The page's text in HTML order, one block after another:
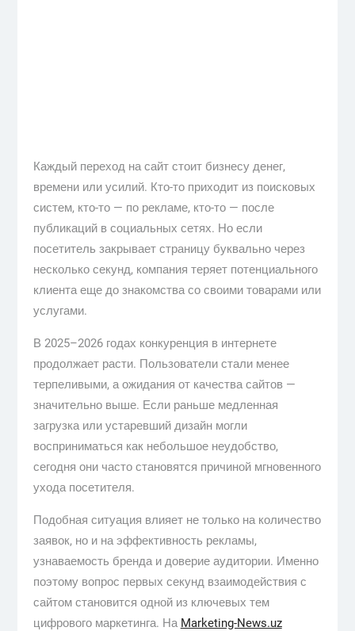
Каждый переход на сайт стоит бизнесу денег,
времени или усилий. Кто-то приходит из поисковых
систем, кто-то — по рекламе, кто-то — после
публикаций в социальных сетях. Но если
посетитель закрывает страницу буквально через
несколько секунд, компания теряет потенциального
клиента еще до знакомства со своими товарами или
услугами.
В 2025–2026 годах конкуренция в интернете
продолжает расти. Пользователи стали менее
терпеливыми, а ожидания от качества сайтов —
значительно выше. Если раньше медленная
загрузка или устаревший дизайн могли
восприниматься как небольшое неудобство,
сегодня они часто становятся причиной мгновенного
ухода посетителя.
Подобная ситуация влияет не только на количество
заявок, но и на эффективность рекламы,
узнаваемость бренда и доверие аудитории. Именно
поэтому вопрос первых секунд взаимодействия с
сайтом становится одной из ключевых тем
цифрового маркетинга. На Marketing-News.uz